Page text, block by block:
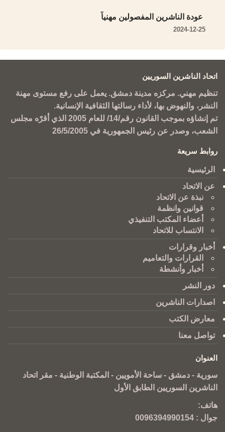
عودة الناشرين المفصولين مهنياً
2024-12-25
اتحاد الناشرين السوريين
تنظيم مهني. مركزه مدينة دمشق. يعمل على رفع مستوى مهنة
النشر، والنهوض بها، لأداء رسالتها الثقافية الإنسانية.
تم إنشاؤه بموجب القانون رقم/14/ للعام 2005 الذي أقرّه مجلس
الشعب، وصدر عن رئيس الجمهورية في 26/5/2005
روابط سريعة
الرئيسية
عن الاتحاد
نبذة عن الاتحاد
قوانين وانظمة
أعضاء المكتب التنفيذي
الانتساب للاتحاد
أخبار وقرارات
القرارات والتعاميم
أخبار وأنشطة
دور النشر
اصدارات الناشرين
معارض الكتب
تواصل معنا
العنوان
سورية - دمشق - ساحة الأمويين - المكتبة الوطنية - مقر اتحاد
الناشرين السوريين الطابق الأول
هاتف:
جوال : 0096394990154